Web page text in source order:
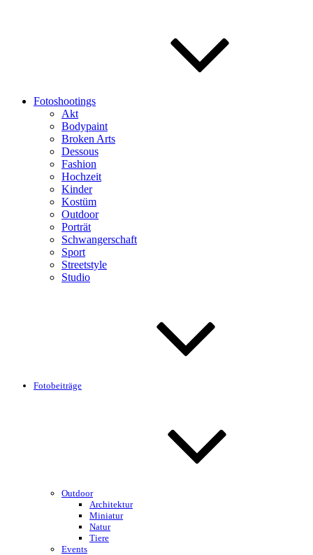
Fotoshootings
Akt
Bodypaint
Broken Arts
Dessous
Fashion
Hochzeit
Kinder
Kostüm
Outdoor
Porträt
Schwangerschaft
Sport
Streetstyle
Studio
Fotobeiträge
Outdoor
Architektur
Miniatur
Natur
Tiere
Events